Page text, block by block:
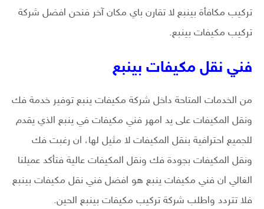
تركيب مكافأة بينبع لا تقارن باي مكان آخر فنحن افضل شركة
تركيب مكيفات بينبع.
فني نقل مكيفات بينبع
من الخدمات المتاحة داخل شركة مكيفات ينبع توفير خدمة فك
ونقل المكيفات على يد امهر فني مكيفات في ينبع الذي يقدم
للجميع احترافية بنقل المكيفات لا مثيل لها، ان رغبت فك
ونقل المكيفات بجودة فك ونقل المكيفات عالية فتأكد عميلنا
الغالي ان فني مكيفات ينبع هو افضل فني نقل مكيفات بينبع
فلا تتردد واطلب شركة تركيب مكيفات بينبع الحين.